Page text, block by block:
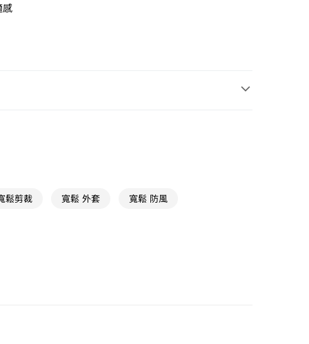
感
鬆剪裁 寬鬆 外套 寬鬆 防風